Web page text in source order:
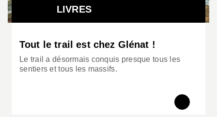
LIVRES
Tout le trail est chez Glénat !
Le trail a désormais conquis presque tous les
sentiers et tous les massifs.